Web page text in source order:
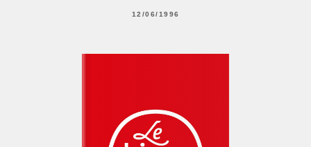
12/06/1996